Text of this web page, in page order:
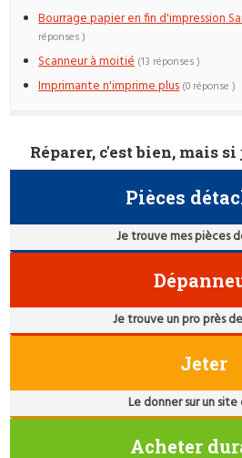
Bourrage papier en fin d'impression
réponses )
Scanneur à moitié (13 réponses )
Imprimante n'imprime plus (0 réponse )
Réparer, c'est bien, mais
Pièces
Je trouve mes pièces
Je trouve un pro près
Jeter
Le donner sur un
Acheter